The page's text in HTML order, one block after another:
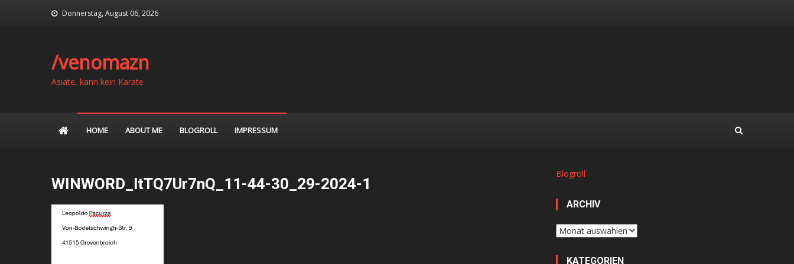
Donnerstag, August 06, 2026
/venomazn
Asiate, kann kein Karate
HOME ABOUT ME BLOGROLL IMPRESSUM
WINWORD_ltTQ7Ur7nQ_11-44-30_29-2024-1
Blogroll
ARCHIV
Archiv
KATEGORIEN